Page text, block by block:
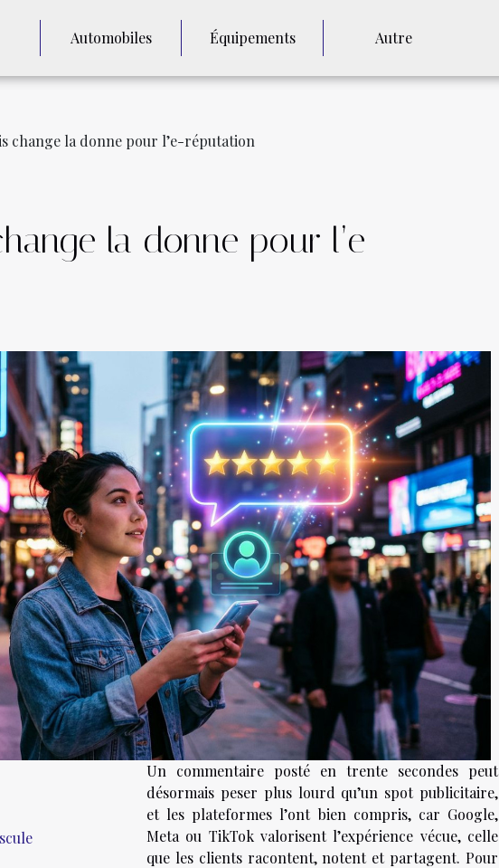
Automobiles Équipements Autre
change la donne pour l’e-réputation
la donne pour l’e-
Un commentaire posté en trente secondes peut
désormais peser plus lourd qu’un spot publicitaire,
et les plateformes l’ont bien compris, car Google,
Meta ou TikTok valorisent l’expérience vécue, celle
que les clients racontent, notent et partagent. Pour